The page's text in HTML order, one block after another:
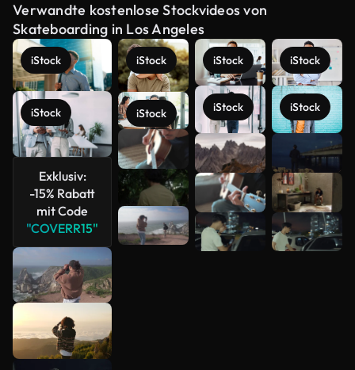
Verwandte kostenlose Stockvideos von
Skateboarding in Los Angeles
iStock
iStock
Exklusiv:
-15% Rabatt
mit Code
"COVERR15"
iStock
iStock
iStock
iStock
iStock
iStock
Mehr
anzeigen